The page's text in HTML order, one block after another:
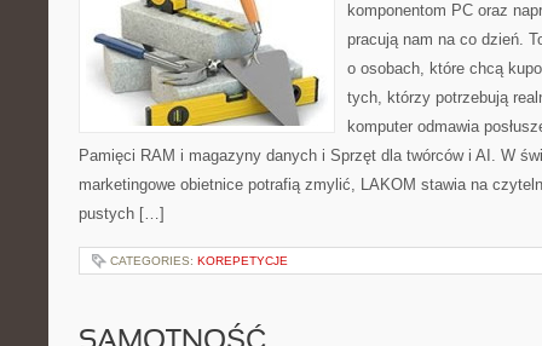
komponentom PC oraz
pracują nam na co dzień.
o osobach, które chcą
tych, którzy potrzebują
komputer odmawia
Pamięci RAM i magazyny danych i Sprzęt dla twórców i AI. W
marketingowe obietnice potrafią zmylić, LAKOM stawia na
pustych […]
CATEGORIES: KOREPETYCJE